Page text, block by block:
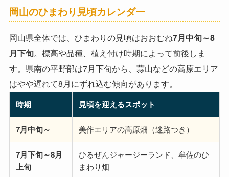
岡山のひまわり見頃カレンダー
岡山県全体では、ひまわりの見頃はおおむね7月中旬～8
月下旬。標高や品種、植え付け時期によって前後しま
す。県南の平野部は7月下旬から、蒜山などの高原エリア
はやや遅れて8月にずれ込む傾向があります。
時期 見頃を迎えるスポット
7月中旬～ 美作エリアの高原畑（迷路つき）
7月下旬～8月
上旬
ひるぜんジャージーランド、牟佐のひ
まわり畑